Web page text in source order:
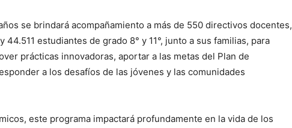
se brindará acompañamiento a más de 550 directivos docentes,
estudiantes de grado 8° y 11°, junto a sus familias, para
prácticas innovadoras, aportar a las metas del Plan de
a los desafíos de las jóvenes y las comunidades
este programa impactará profundamente en la vida de los